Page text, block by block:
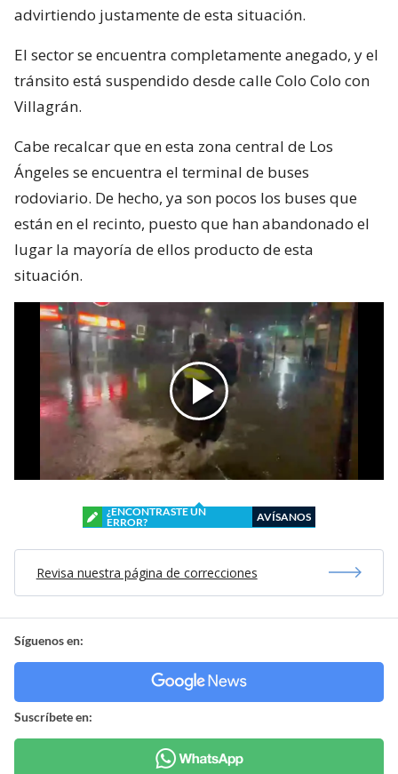
advirtiendo justamente de esta situación.
El sector se encuentra completamente anegado, y el
tránsito está suspendido desde calle Colo Colo con
Villagrán.
Cabe recalcar que en esta zona central de Los
Ángeles se encuentra el terminal de buses
rodoviario. De hecho, ya son pocos los buses que
están en el recinto, puesto que han abandonado el
lugar la mayoría de ellos producto de esta
situación.
¿ENCONTRASTE UN
ERROR?
AVÍSANOS
Revisa nuestra página de correcciones
Síguenos en:
Suscríbete en: